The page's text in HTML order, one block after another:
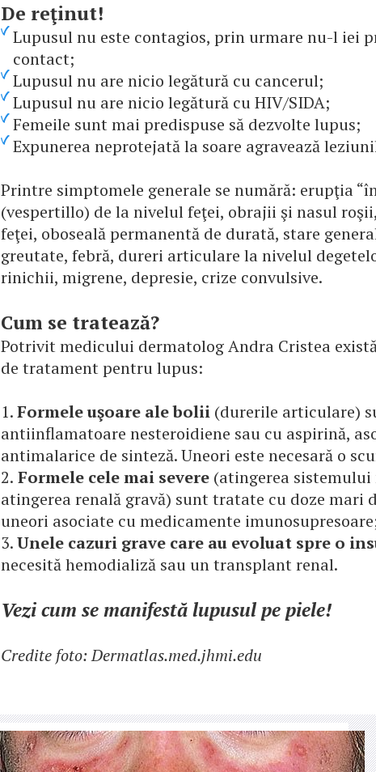
De reţinut!
Lupusul nu este contagios, prin urmare nu-l iei
contact;
Lupusul nu are nicio legătură cu cancerul;
Lupusul nu are nicio legătură cu HIV/SIDA;
Femeile sunt mai predispuse să dezvolte lupus;
Expunerea neprotejată la soare agravează
Printre simptomele generale se numără: erupţia
(vespertillo) de la nivelul feţei, obrajii şi nasul
feţei, oboseală permanentă de durată, stare
greutate, febră, dureri articulare la nivelul
rinichii, migrene, depresie, crize convulsive.
Cum se tratează?
Potrivit medicului dermatolog Andra Cristea
de tratament pentru lupus:
1.Formele uşoare ale bolii (durerile articulare)
antiinflamatoare nesteroidiene sau cu aspirină,
antimalarice de sinteză. Uneori este necesară o
2. Formele cele mai severe (atingerea sistemului
atingerea renală gravă) sunt tratate cu doze mari
uneori asociate cu medicamente
3.Unele cazuri grave care au evoluat spre o
necesită hemodializă sau un transplant renal.
Vezi cum se manifestă lupusul pe piele!
Credite foto: Dermatlas.med.jhmi.edu